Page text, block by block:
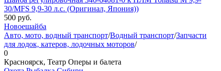
30/MFS 9,9-30 л.с. (Оригинал, Япония))
500 руб.
Новоешайба
Авто, мото, водный транспорт/Водный транспорт/Запчасти
для лодок, катеров, лодочных моторов/
0
Красноярск, Театр Оперы и балета